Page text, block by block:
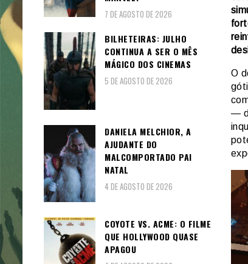
O
—
7 DE AGOSTO DE 2026
BILHETEIRAS: JULHO
CONTINUA A SER O MÊS
MÁGICO DOS CINEMAS
5 DE AGOSTO DE 2026
DANIELA MELCHIOR, A
AJUDANTE DO
MALCOMPORTADO PAI
NATAL
4 DE AGOSTO DE 2026
COYOTE VS. ACME: O FILME
QUE HOLLYWOOD QUASE
APAGOU